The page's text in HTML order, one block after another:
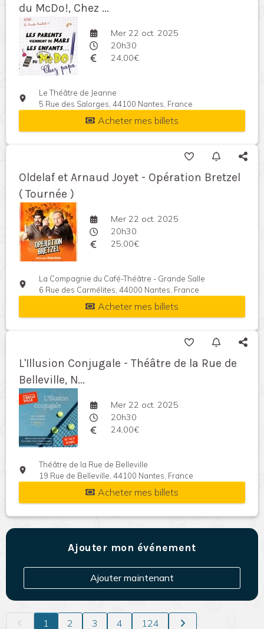
du McDo!, Chez ...
Mer 22 oct. 2025
20h30
24,00€
Le Théâtre de Jeanne
5 Rue des Salorges, 44100 Nantes, France
Acheter mes billets
Oldelaf et Arnaud Joyet - Opération Bretzel
( Tournée )
Mer 22 oct. 2025
20h30
25,00€
La Compagnie du Café-Théâtre - Grande Salle
6 Rue des Carmélites, 44000 Nantes, France
Acheter mes billets
L'Illusion Conjugale - Théâtre de la Rue de
Belleville, N...
Mer 22 oct. 2025
20h30
24,00€
Théâtre de la Rue de Belleville
19 Rue de Belleville, 44100 Nantes, France
Acheter mes billets
Ajouter mon événement
Ajouter maintenant
1 2 3 4 124